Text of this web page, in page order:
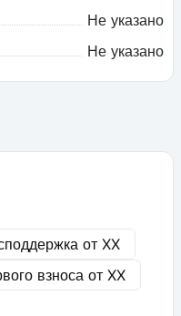
Не указано
Не указано
от XX
взноса от XX